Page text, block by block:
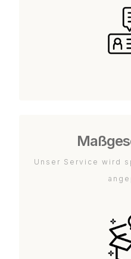
Unser Service wird